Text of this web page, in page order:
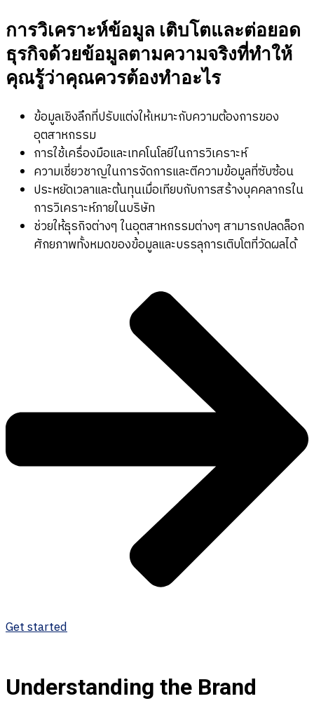
การวิเคราะห์ข้อมูล เติบโตและต่อยอด
ธุรกิจด้วยข้อมูลตามความจริงที่ทำให้
คุณรู้ว่าคุณควรต้องทำอะไร
ข้อมูลเชิงลึกที่ปรับแต่งให้เหมาะกับความต้องการของ
อุตสาหกรรม
การใช้เครื่องมือและเทคโนโลยีในการวิเคราะห์
ความเชี่ยวชาญในการจัดการและตีความข้อมูลที่ซับซ้อน
ประหยัดเวลาและต้นทุนเมื่อเทียบกับการสร้างบุคคลากรใน
การวิเคราะห์ภายในบริษัท
ช่วยให้ธุรกิจต่างๆ ในอุตสาหกรรมต่างๆ สามารถปลดล็อก
ศักยภาพทั้งหมดของข้อมูลและบรรลุการเติบโตที่วัดผลได้
Get started
Understanding the Brand